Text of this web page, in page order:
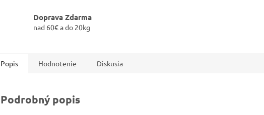
Doprava Zdarma
nad 60€ a do 20kg
Popis Hodnotenie Diskusia
Podrobný popis